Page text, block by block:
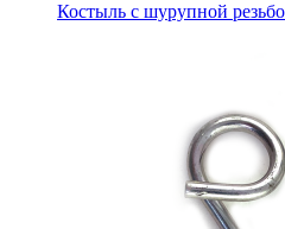
Костыль с шурупной